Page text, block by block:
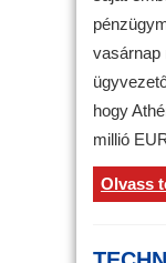
vasárnap
hogy
millió
Olvass